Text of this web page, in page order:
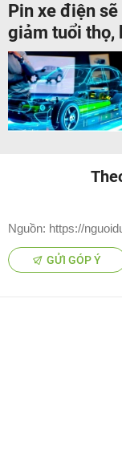
Pin xe điện
giảm tuổi thọ,
Nguồn: https://
GỬI GÓP Ý